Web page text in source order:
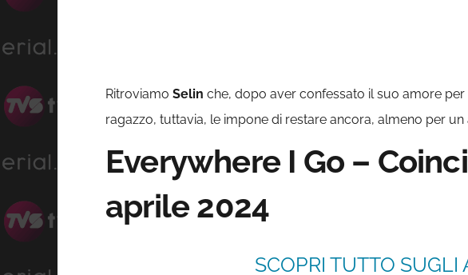
Ritroviamo Selin che, dopo aver confessato il suo amore per
ragazzo, tuttavia, le impone di restare ancora, almeno per
Everywhere I Go –
aprile 2024
SCOPRI TUTTO SUGLI